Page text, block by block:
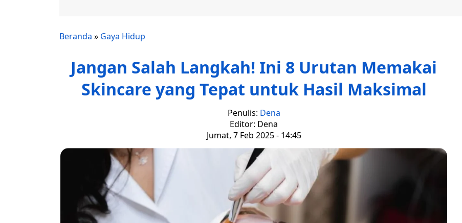
Beranda » Gaya Hidup
Jangan Salah Langkah! Ini 8 Urutan Memakai
Skincare yang Tepat untuk Hasil Maksimal
Penulis: Dena
Editor: Dena
Jumat, 7 Feb 2025 - 14:45